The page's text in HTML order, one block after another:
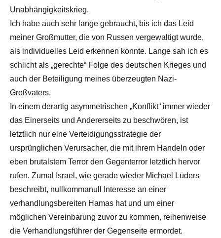
Unabhängigkeitskrieg.
Ich habe auch sehr lange gebraucht, bis ich das Leid
meiner Großmutter, die von Russen vergewaltigt wurde,
als individuelles Leid erkennen konnte. Lange sah ich es
schlicht als „gerechte“ Folge des deutschen Krieges und
auch der Beteiligung meines überzeugten Nazi-
Großvaters.
In einem derartig asymmetrischen „Konflikt“ immer wieder
das Einerseits und Andererseits zu beschwören, ist
letztlich nur eine Verteidigungsstrategie der
ursprünglichen Verursacher, die mit ihrem Handeln oder
eben brutalstem Terror den Gegenterror letztlich hervor
rufen. Zumal Israel, wie gerade wieder Michael Lüders
beschreibt, nullkommanull Interesse an einer
verhandlungsbereiten Hamas hat und um einer
möglichen Vereinbarung zuvor zu kommen, reihenweise
die Verhandlungsführer der Gegenseite ermordet.